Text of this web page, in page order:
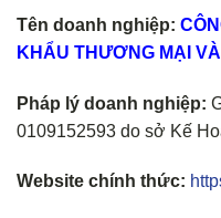
Tên doanh nghiệp:
KHẨU THƯƠNG MẠI
Pháp lý doanh nghiệp:
0109152593 do sở Kế
Website chính thức: